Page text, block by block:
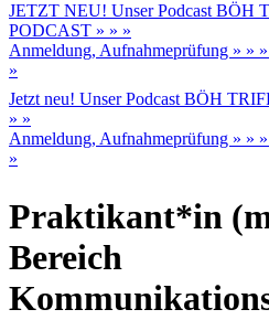
JETZT NEU! Unser Podcast BÖH
PODCAST » » »
Anmeldung, Aufnahmeprüfung »
»
Jetzt neu! Unser Podcast BÖH
» »
Anmeldung, Aufnahmeprüfung »
»
Praktikant*in
Bereich